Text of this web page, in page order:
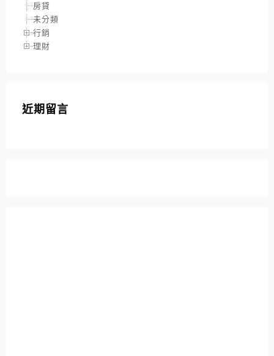
房貸
未分類
行銷
理財
近期留言